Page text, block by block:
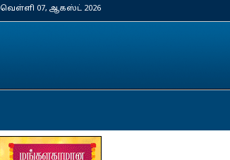
வெள்ளி 07, ஆகஸ்ட் 2026